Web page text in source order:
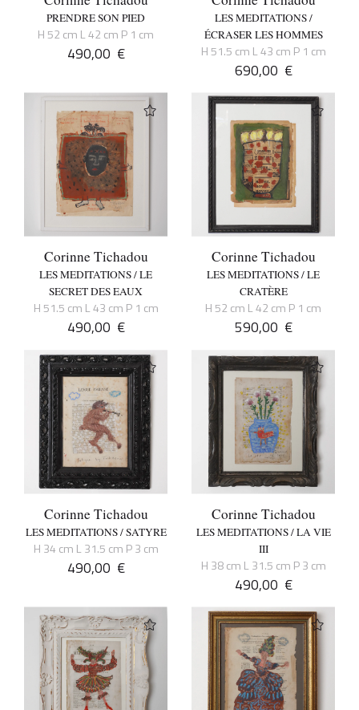
PRENDRE SON PIED
H 52 cm L 42 cm P 1 cm
490,00 €
LES MEDITATIONS /
ÉCRASER LES HOMMES
H 51.5 cm L 43 cm P 1 cm
690,00 €
Corinne Tichadou
LES MEDITATIONS / LE
SECRET DES EAUX
H 51.5 cm L 43 cm P 1 cm
490,00 €
Corinne Tichadou
LES MEDITATIONS / LE
CRATÈRE
H 52 cm L 42 cm P 1 cm
590,00 €
Corinne Tichadou
LES MEDITATIONS / SATYRE
H 34 cm L 31.5 cm P 3 cm
490,00 €
Corinne Tichadou
LES MEDITATIONS / LA VIE
III
H 38 cm L 31.5 cm P 3 cm
490,00 €